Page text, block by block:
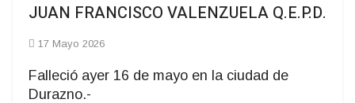
JUAN FRANCISCO VALENZUELA Q.E.P.D.
17 Mayo 2026
Falleció ayer 16 de mayo en la ciudad de
Durazno.-